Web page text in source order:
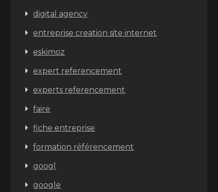
digital agency
entreprise creation site internet
eskimoz
expert referencement
experts referencement
faire
fiche entreprise
formation référencement
googl
google